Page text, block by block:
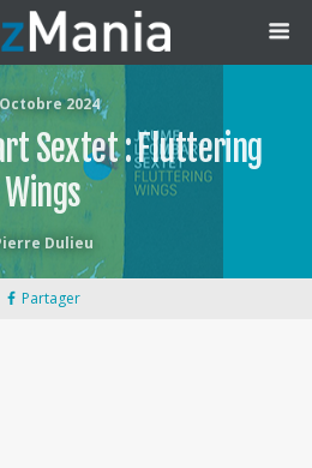
2024
Sextet : Fluttering
Wings
Dulieu
Partager